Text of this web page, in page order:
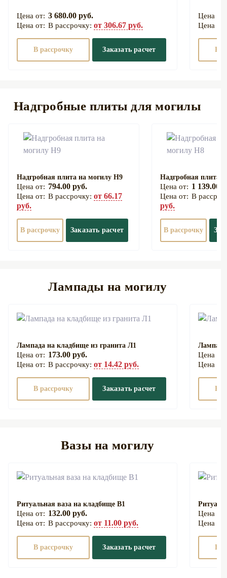
3 680.00 руб.
В рассрочку: от 306.67 руб.
В рассрочку Заказать расчет В
Надгробные плиты для могилы
Надгробная плита на могилу Н9
794.00 руб.
В рассрочку: от 66.17
руб.
В рассрочку Заказать расчет
Надгробная плита
1 139.00
В
руб.
В рассрочку
Лампады на могилу
Лампада на кладбище из гранита Л1
173.00 руб.
В рассрочку: от 14.42 руб.
В рассрочку Заказать расчет В
Вазы на могилу
Ритуальная ваза на кладбище В1
132.00 руб.
В рассрочку: от 11.00 руб.
В рассрочку Заказать расчет В